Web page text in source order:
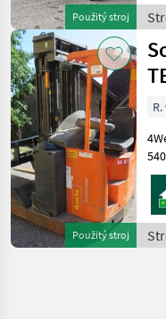
Použitý stroj
Použitý stroj